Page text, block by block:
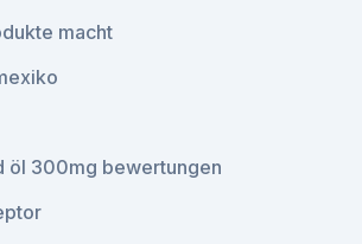
macht
öl 300mg bewertungen